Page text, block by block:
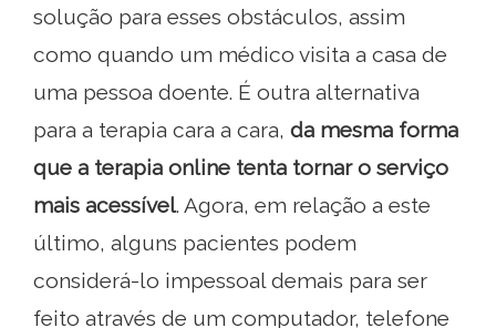
solução para esses obstáculos, assim
como quando um médico visita a casa de
uma pessoa doente. É outra alternativa
para a terapia cara a cara, da mesma forma
que a terapia online tenta tornar o serviço
mais acessível. Agora, em relação a este
último, alguns pacientes podem
considerá-lo impessoal demais para ser
feito através de um computador, telefone